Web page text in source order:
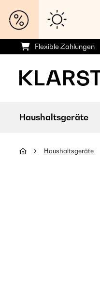
Flexible Zahlungen
Haushaltsgeräte
Haushaltsgeräte